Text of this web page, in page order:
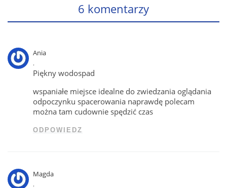
6 komentarzy
Ania
Piękny wodospad
wspaniałe miejsce idealne do zwiedzania oglądania
odpoczynku spacerowania naprawdę polecam
można tam cudownie spędzić czas
ODPOWIEDZ
Magda